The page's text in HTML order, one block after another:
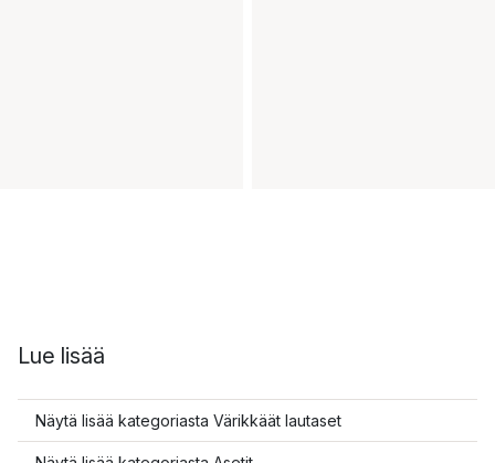
Lue lisää
Näytä lisää kategoriasta Värikkäät lautaset